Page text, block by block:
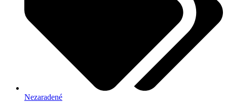
Nezaradené